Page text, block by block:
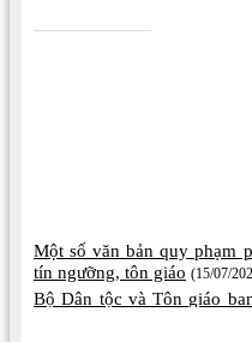
tín ngưỡng, tôn giáo
Bộ Dân tộc và Tôn giáo
BDTTG
(10/06/2026)